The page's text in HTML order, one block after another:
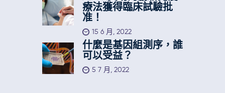
療法獲得臨床試驗批
准！
15 6 月, 2022
什麼是基因組測序，誰
可以受益？
5 7 月, 2022